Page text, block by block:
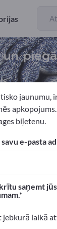
jaunumu,
biļetenu.
e-pasta
saņemt
jebkurā laikā